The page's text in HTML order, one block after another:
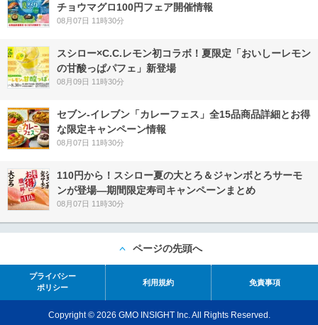
チョウマグロ100円フェア開催情報
08月07日 11時30分
スシロー×C.C.レモン初コラボ！夏限定「おいしーレモン
の甘酸っぱパフェ」新登場
08月09日 11時30分
セブン‐イレブン「カレーフェス」全15品商品詳細とお得
な限定キャンペーン情報
08月07日 11時30分
110円から！スシロー夏の大とろ＆ジャンボとろサーモ
ンが登場―期間限定寿司キャンペーンまとめ
08月07日 11時30分
ページの先頭へ
プライバシー
ポリシー
利用規約 免責事項
Copyright © 2026 GMO INSIGHT Inc. All Rights Reserved.